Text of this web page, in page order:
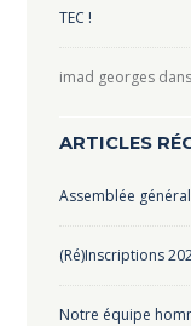
TEC !
imad georgesdans
ARTICLES
Assemblée
(Ré)Inscriptions
Notre équipe